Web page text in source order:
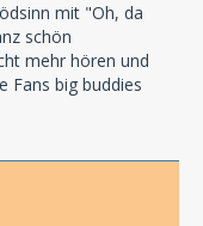
mit "Oh, da
schön
mehr hören und
Fans big buddies